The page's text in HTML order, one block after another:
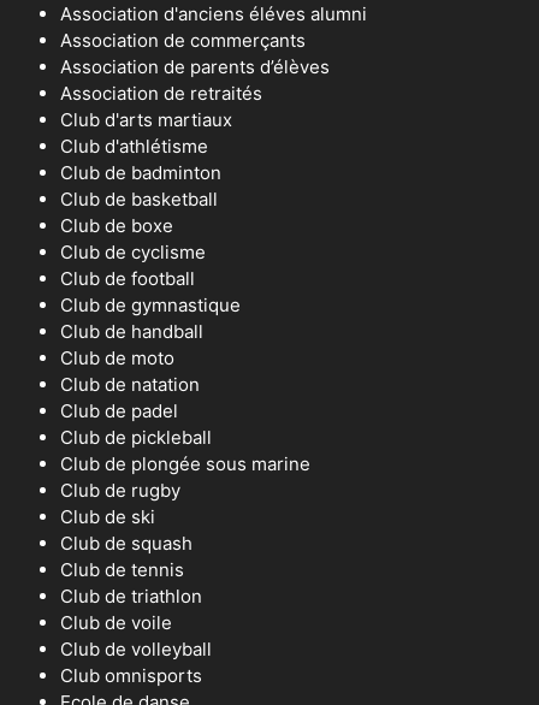
Association d'anciens éléves alumni
Association de commerçants
Association de parents d’élèves
Association de retraités
Club d'arts martiaux
Club d'athlétisme
Club de badminton
Club de basketball
Club de boxe
Club de cyclisme
Club de football
Club de gymnastique
Club de handball
Club de moto
Club de natation
Club de padel
Club de pickleball
Club de plongée sous marine
Club de rugby
Club de ski
Club de squash
Club de tennis
Club de triathlon
Club de voile
Club de volleyball
Club omnisports